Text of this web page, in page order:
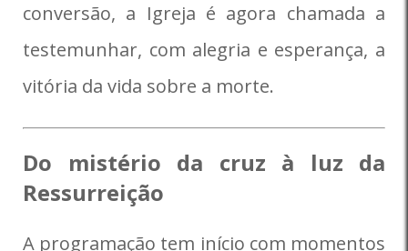
conversão, a Igreja é agora chamada a
testemunhar, com alegria e esperança, a
vitória da vida sobre a morte.
Do mistério da cruz à luz da
Ressurreição
A programação tem início com momentos